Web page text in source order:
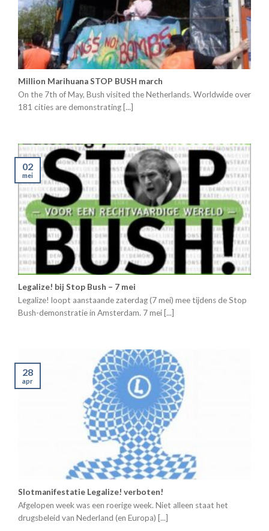
Million Marihuana STOP BUSH march
On the 7th of May, Bush visited the Netherlands. Worldwide over
181 cities are demonstrating [...]
Legalize! bij Stop Bush – 7 mei
Legalize! loopt aanstaande zaterdag (7 mei) mee tijdens de Stop
Bush-demonstratie in Amsterdam. 7 mei [...]
02
mei
Slotmanifestatie Legalize! verboten!
Afgelopen week was een roerige week. Niet alleen staat het
drugsbeleid van Nederland (en Europa) [...]
28
apr